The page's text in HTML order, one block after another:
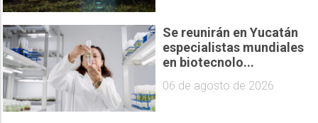
Se reunirán en Yucatán
especialistas mundiales
en biotecnolo...
06 de agosto de 2026